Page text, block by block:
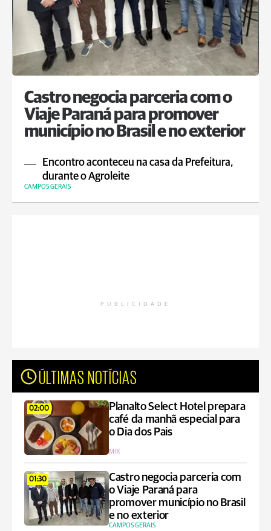
Castro negocia parceria com o
Viaje Paraná para promover
município no Brasil e no exterior
Encontro aconteceu na casa da Prefeitura,
durante o Agroleite
CAMPOS GERAIS
PUBLICIDADE
ÚLTIMAS NOTÍCIAS
02:00
Planalto Select Hotel prepara
café da manhã especial para
o Dia dos Pais
MIX
01:30
Castro negocia parceria com
o Viaje Paraná para
promover município no Brasil
e no exterior
CAMPOS GERAIS